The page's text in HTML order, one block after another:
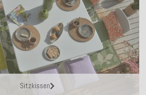
Sitzkissen